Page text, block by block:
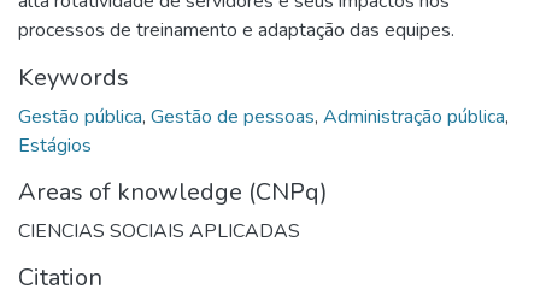
processos de treinamento e adaptação das equipes.
Keywords
Gestão pública, Gestão de pessoas, Administração pública,
Estágios
Areas of knowledge (CNPq)
CIENCIAS SOCIAIS APLICADAS
Citation